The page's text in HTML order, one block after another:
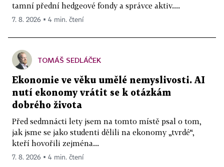
tamní přední hedgeové fondy a správce aktiv....
7. 8. 2026 ▪ 4 min. čtení
TOMÁŠ SEDLÁČEK
Ekonomie ve věku umělé nemyslivosti. AI
nutí ekonomy vrátit se k otázkám
dobrého života
Před sedmnácti lety jsem na tomto místě psal o tom,
jak jsme se jako studenti dělili na ekonomy „tvrdé“,
kteří hovořili zejména...
7. 8. 2026 ▪ 4 min. čtení